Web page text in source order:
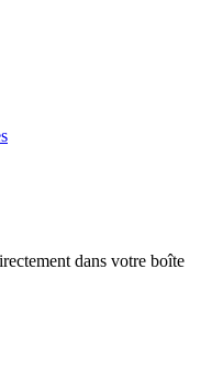
dans votre boîte